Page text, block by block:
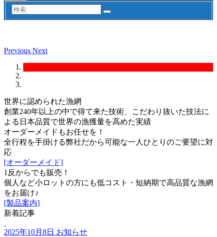
検
索
Previous Next
世界に認められた漁網
創業240年以上の中で得て来た技術、こだわり抜いた技法に
よる日本品質で世界の漁獲量を高めた実績
オーダーメイドもお任せを！
全行程を手掛ける弊社だから可能な一人ひとりのご要望に対
応
[オーダーメイド]
1反からでも販売！
個人など小ロットの方にも低コスト・短納期で高品質な漁網
をお届け♪
[製品案内]
新着記事
2025年10月8日 お知らせ